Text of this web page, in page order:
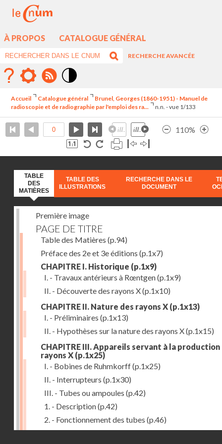
À PROPOS CATALOGUE GÉNÉRAL
RECHERCHE AVANCÉE
élévé
Accueil Catalogue général
Brunel, Georges (1860-1951) - Manuel de
radioscopie et de radiographie par l'emploi des ra...
n.n. - vue 1/133
110%
TABLE
DES
MATIÈRES
TABLE DES
ILLUSTRATIONS
RECHERCHE DANS LE
DOCUMENT
Première image
PAGE DE TITRE
Table des Matières (p.94)
Préface des 2e et 3e éditions (p.1x7)
CHAPITRE I. Historique (p.1x9)
I. - Travaux antérieurs à Rœntgen(p.1x9)
II. - Découverte des rayons X(p.1x10)
CHAPITRE II. Nature des rayons X (p.1x13)
I. - Préliminaires (p.1x13)
II. - Hypothèses sur la nature des rayons X(p.1x15)
CHAPITRE III. Appareils servant à la production
rayons X (p.1x25)
I. - Bobines de Ruhmkorff(p.1x25)
II. - Interrupteurs (p.1x30)
III. - Tubes ou ampoules (p.42)
1. - Description(p.42)
2. - Fonctionnement des tubes (p.46)
IV. - Ecrans et supports(p.53)